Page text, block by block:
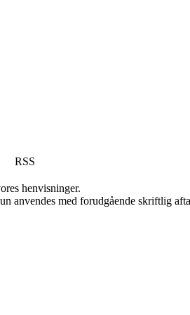
RSS
henvisninger.
anvendes med forudgående skriftlig